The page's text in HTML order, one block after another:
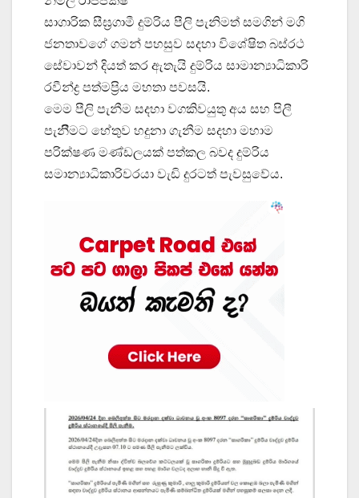
සාගාරික සීඝ්‍රගාමී දුම්රිය පීලි පැනිමත් සමගින් මගි
ජනතාවගේ ගමන් පහසුව සදහා විශේෂිත බස්රථ
සේවාවන් දියත් කර ඇතැයි දුම්රිය සාමාන්‍යාධිකාරි
රවීන්ද්‍ර පත්මප්‍රිය මහතා පවසයි.
මෙම පීලි පැනීම සදහා වගකිවයුතු අය සහ පිලී
පැනිීමට හේතුව හදුනා ගැනීම සදහා මහාම
පරික්ෂණ මණ්ඩලයක් පත්කල බවද දුම්රිය
සමාන්‍යාධිකාරිවරයා වැඩි දුරටත් පැවසුවේය.